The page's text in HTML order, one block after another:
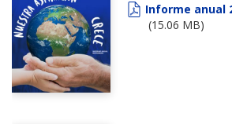
Informe anual
(15.06 MB)